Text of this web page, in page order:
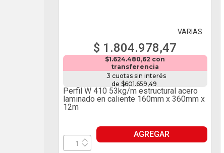
VARIAS
$ 1.804.978,47
$1.624.480,62 con
transferencia
3 cuotas sin interés
de $601.659,49
Perfil W 410 53kg/m estructural acero
laminado en caliente 160mm x 360mm x
12m
AGREGAR